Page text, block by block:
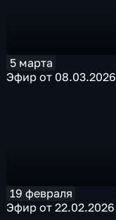
5 марта
Эфир от 08.03.2026
19 февраля
Эфир от 22.02.2026